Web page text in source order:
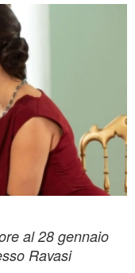
al 28 gennaio
Ravasi